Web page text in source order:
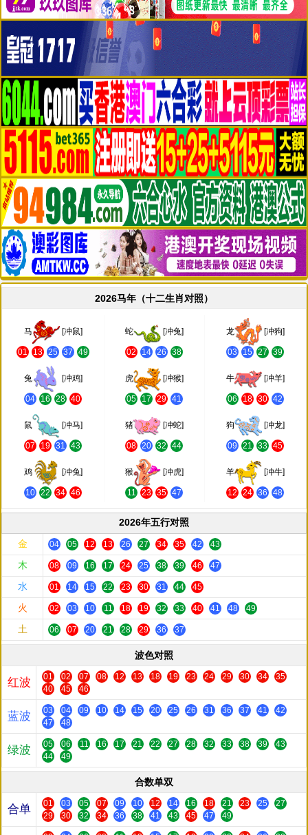
2026马年（十二生肖对照）
马 [冲鼠]
01 13 25 37 49
蛇 [冲兔]
02 14 26 38
龙 [冲狗]
03 15 27 39
兔 [冲鸡]
04 16 28 40
虎 [冲猴]
05 17 29 41
牛 [冲羊]
06 18 30 42
鼠 [冲马]
07 19 31 43
猪 [冲蛇]
08 20 32 44
狗 [冲龙]
09 21 33 45
鸡 [冲兔]
10 22 34 46
猴 [冲虎]
11 23 35 47
羊 [冲牛]
12 24 36 48
2026年五行对照
金
04 05 12 13 26 27 34 35 42 43
木 08 09 16 17 24 25 38 39 46 47
水 01 14 15 22 23 30 31 44 45
火 02 03 10 11 18 19 32 33 40 41 48 49
土 06 07 20 21 28 29 36 37
波色对照
红波 01 02 07 08 12 13 18 19 23 24 29 30 34
35
40
45 46
蓝波 03 04 09 10 14 15 20 25 26 31 36 37 41
42
47
48
绿波 05 06 11 16 17 21 22 27 28 32 33 38 39
43
44
49
合数单双
合单 01 03 05 07 09 10 12 14 16 18 21 23 25
27
29
30 32 34 36 38 41 43 45 47 49